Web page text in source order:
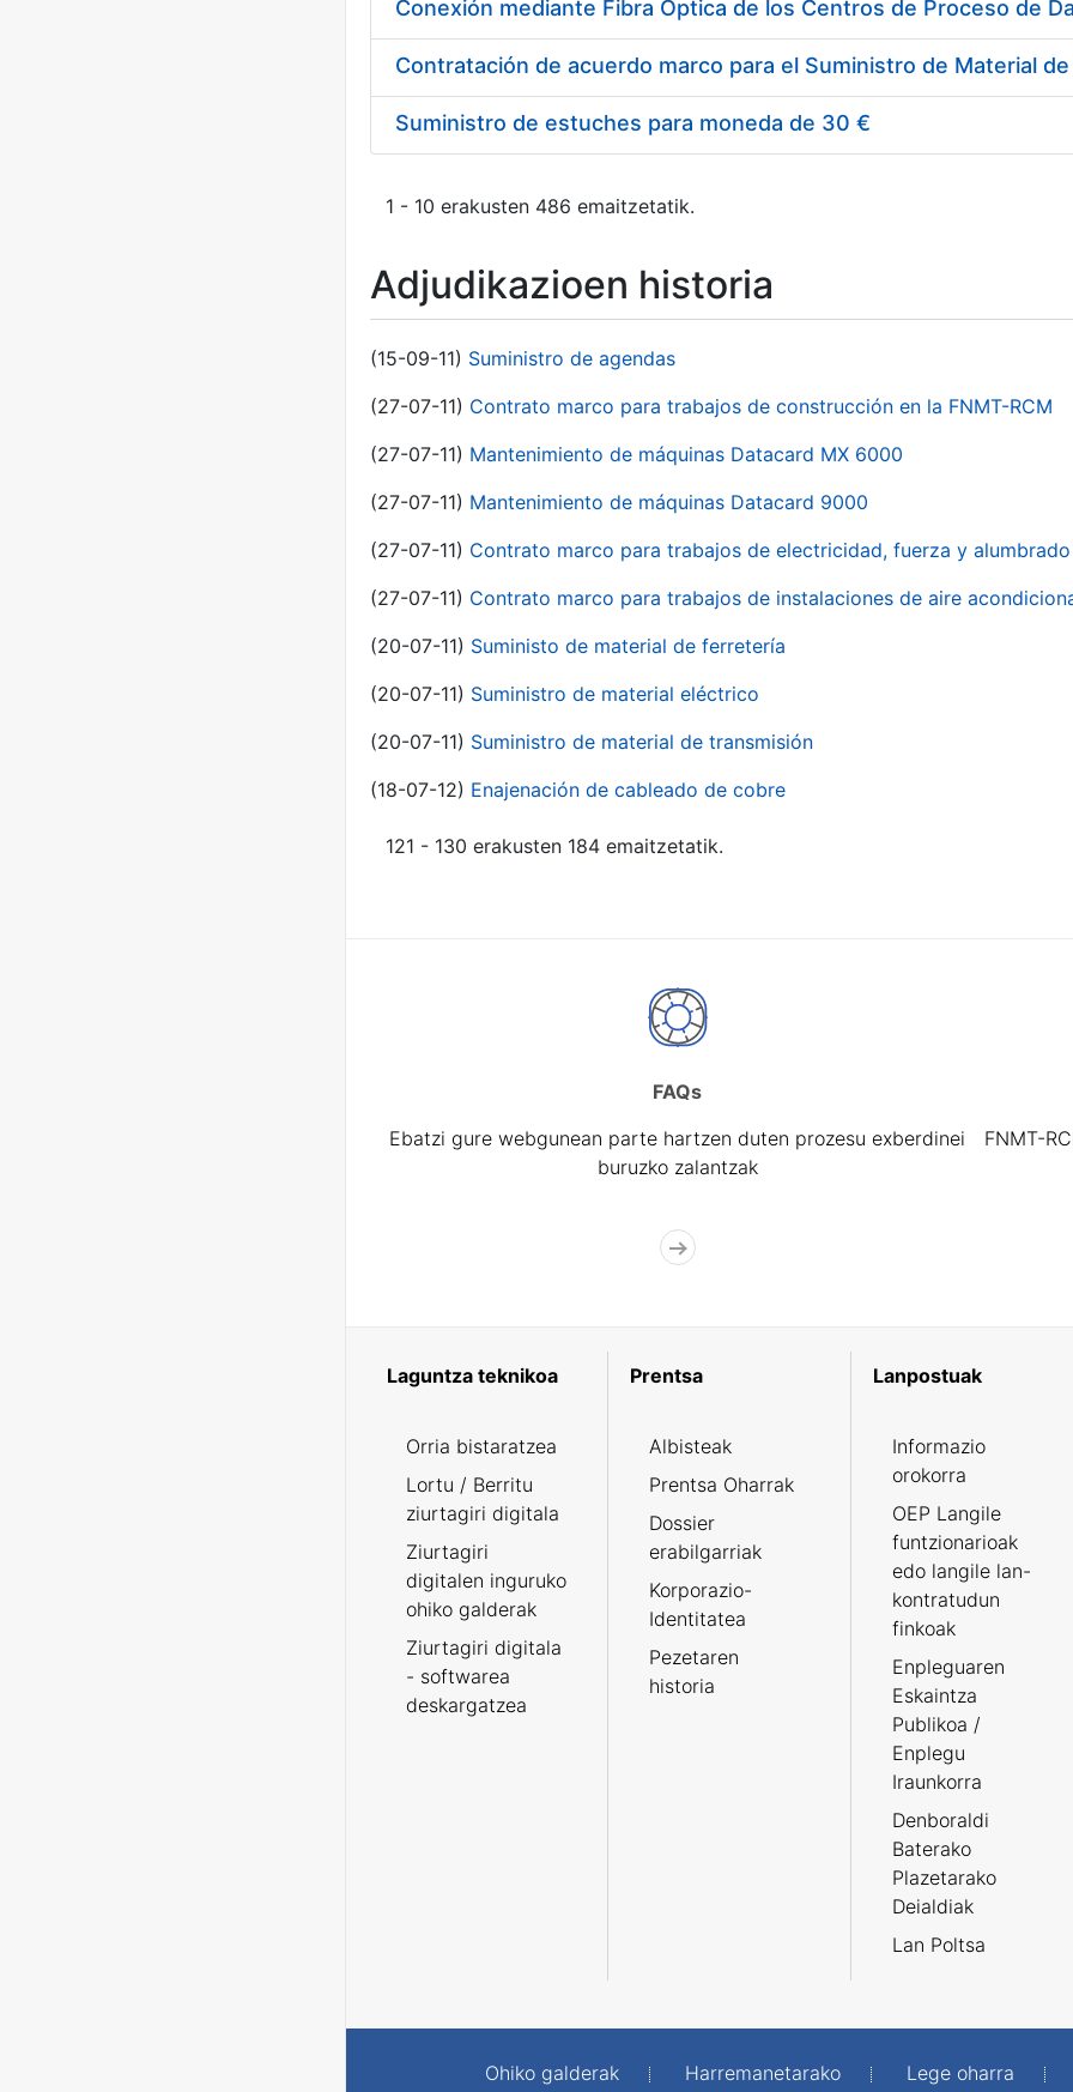
Suministro de estuches para moneda de 30 €
1 - 10 erakusten 486 emaitzetatik.
Adjudikazioen historia
(15-09-11) Suministro de agendas
(27-07-11) Contrato marco para trabajos de construcción en la FNMT-RCM
(27-07-11) Mantenimiento de máquinas Datacard MX 6000
(27-07-11) Mantenimiento de máquinas Datacard 9000
(27-07-11) Contrato marco para trabajos de electricidad, fuerza y alumbrado
(27-07-11) Contrato marco para trabajos de instalaciones de aire
(20-07-11) Suministo de material de ferretería
(20-07-11) Suministro de material eléctrico
(20-07-11) Suministro de material de transmisión
(18-07-12) Enajenación de cableado de cobre
121 - 130 erakusten 184 emaitzetatik.
FAQs
Ebatzi gure webgunean parte hartzen duten prozesu exberdinei
buruzko zalantzak
FNMT-
Laguntza teknikoa
Orria bistaratzea
Lortu / Berritu
ziurtagiri digitala
Ziurtagiri
digitalen inguruko
ohiko galderak
Ziurtagiri digitala
- softwarea
deskargatzea
Prentsa
Albisteak
Prentsa Oharrak
Dossier
erabilgarriak
Korporazio-
Identitatea
Pezetaren
historia
Lanpostuak
Informazio
orokorra
OEP Langile
funtzionarioak
edo langile lan-
kontratudun
finkoak
Enpleguaren
Eskaintza
Publikoa /
Enplegu
Iraunkorra
Denboraldi
Baterako
Plazetarako
Deialdiak
Lan Poltsa
Ohiko galderak Harremanetarako Lege oharra